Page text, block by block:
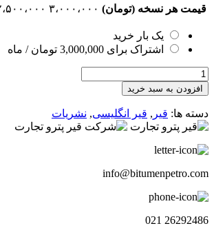
قیمت هر نسخه (تومان) ۳،۰۰۰،۰۰۰
یک بار خرید
اشتراک برای 3,000,000 تومان / ماه
هفته
نامه
چشم
انداز
قیر
عدد
افزودن به سبد خرید
دسته ها: قیر , قیر انگلیسی, نشریات
info@bitumenpetro.com
26292486 021